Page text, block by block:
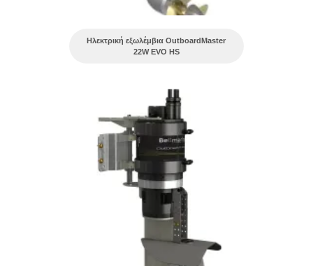
Ηλεκτρική εξωλέμβια OutboardMaster
22W EVO HS